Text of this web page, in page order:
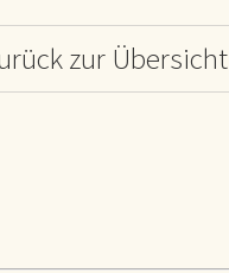
zur Übersicht